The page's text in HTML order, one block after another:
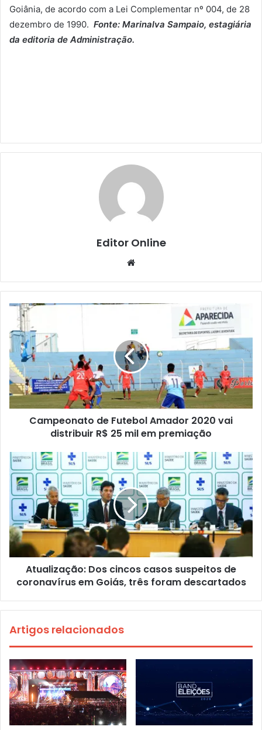
Goiânia, de acordo com a Lei Complementar nº 004, de 28
dezembro de 1990. Fonte: Marinalva Sampaio, estagiária
da editoria de Administração.
Editor Online
Campeonato de Futebol Amador 2020 vai
distribuir R$ 25 mil em premiação
Atualização: Dos cincos casos suspeitos de
coronavírus em Goiás, três foram descartados
Artigos relacionados